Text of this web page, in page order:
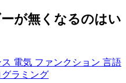
が無くなるのはい
電気 ファンクション 言語
ラミング